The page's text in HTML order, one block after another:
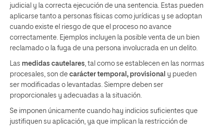
judicial y la correcta ejecución de una sentencia. Estas pueden
aplicarse tanto a personas físicas como jurídicas y se adoptan
cuando existe el riesgo de que el proceso no avance
correctamente. Ejemplos incluyen la posible venta de un bien
reclamado o la fuga de una persona involucrada en un delito.
Las medidas cautelares , tal como se establecen en las normas
procesales, son de carácter temporal, provisional y pueden
ser modificadas o levantadas. Siempre deben ser
proporcionales y adecuadas a la situación.
Se imponen únicamente cuando hay indicios suficientes que
justifiquen su aplicación, ya que implican la restricción de